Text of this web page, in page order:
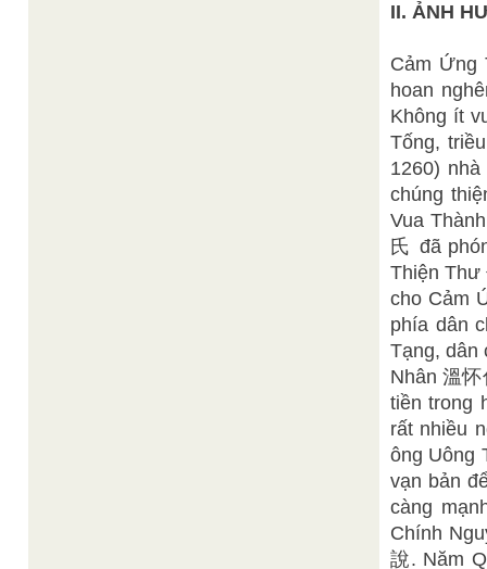
II. ẢNH
Cảm Ứng
hoan
Không ít
Tống,
1260)
chúng
Vua
氏 đã
Thiện Thư
cho Cảm
phía dân
Tạng, dân
Nhân 溫
tiền trong
rất nhiều
ông Uông
vạn bản
càng
Chính
說. Năm